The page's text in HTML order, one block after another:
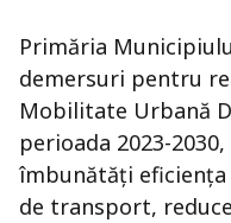
Primăria
demersuri pentru
Mobilitate Urbană
perioada 2023-
îmbunătăți
de transport,